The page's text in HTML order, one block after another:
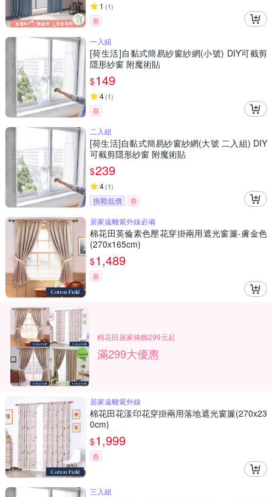
1 (1)
券
一入組
[荷生活]自黏式簡易紗窗紗網(小號) DIY可截剪
隱形紗窗 附魔術貼
$149
4(1)
券
二入組
[荷生活]自黏式簡易紗窗紗網(大號 二入組) DIY
可截剪隱形紗窗 附魔術貼
$239
4(1)
挑戰低價
券
居家遠離紫外線必備
棉花田英倫素色壓花穿掛兩用遮光窗簾-膚金色
(270x165cm)
$1,489
券
棉花田居家佈飾299元起
滿299大優惠
居家遠離紫外線
棉花田花漾印花穿掛兩用落地遮光窗簾(270x23
0cm)
$1,999
券
三入組